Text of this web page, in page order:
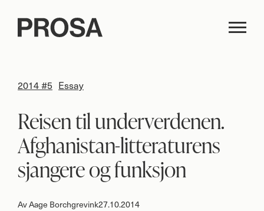
2014 #5 Essay
Reisen til underverdenen.
Afghanistan-litteraturens
sjangere og funksjon
AvAage Borchgrevink27.10.2014